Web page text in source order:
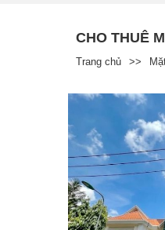
CHO THUÊ
Trang chủ >>